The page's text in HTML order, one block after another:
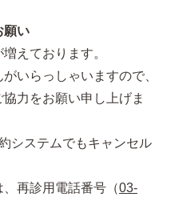
願い
えております。
いらっしゃいますので、
力をお願い申し上げま
システムでもキャンセル
再診用電話番号（03-